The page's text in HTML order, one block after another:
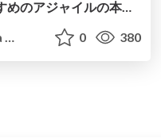
マーケターにもおすすめのアジャイルの本質やフレームワークの紹介 / agile marketing essence for marketer
0 380